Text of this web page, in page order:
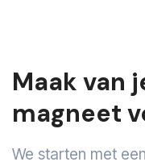
Maak van
magneet
We starten met